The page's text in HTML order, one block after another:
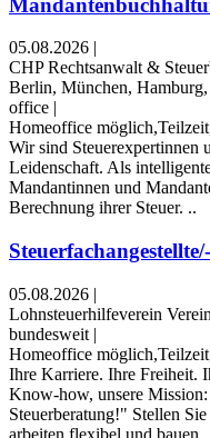
05.08.2026 |
CHP Rechtsanwalt &
Berlin, München,
office |
Homeoffice
Wir sind Steuerexpertinnen
Leidenschaft. Als
Mandantinnen und
Berechnung ihrer Steuer. ..
05.08.2026 |
Lohnsteuerhilfeverein
bundesweit |
Homeoffice
Ihre Karriere. Ihre
Know-how, unsere
Steuerberatung!" Stellen
arbeiten flexibel und bauen ..